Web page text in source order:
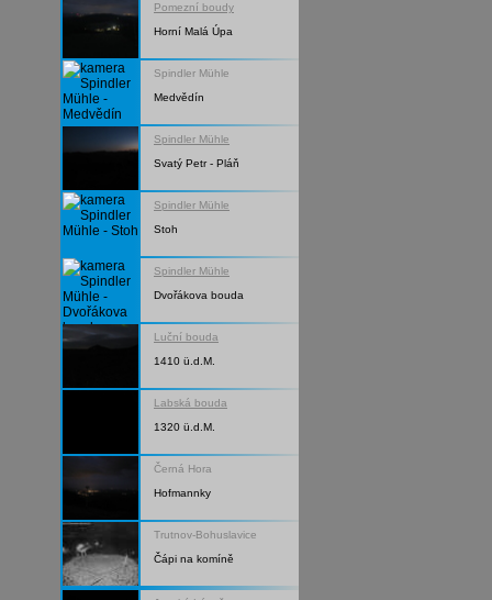
Pomezní boudy
Horní Malá Úpa
Spindler Mühle
Medvědín
Spindler Mühle
Svatý Petr - Pláň
Spindler Mühle
Stoh
Spindler Mühle
Dvořákova bouda
Luční bouda
1410 ü.d.M.
Labská bouda
1320 ü.d.M.
Černá Hora
Hofmannky
Trutnov-Bohuslavice
Čápi na komíně